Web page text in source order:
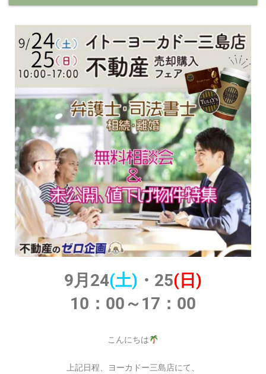
9月24(土) ・25(日)
10：00～17：00
こんにちは
上記日程、ヨーカドー三島店にて、